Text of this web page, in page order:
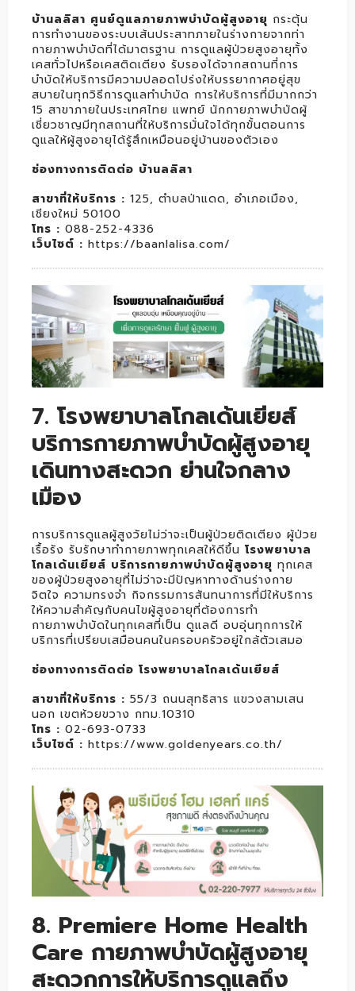
บ้านลลิสา ศูนย์ดูแลภายภาพบำบัดผู้สูงอายุ กระตุ้น
การทำงานของระบบเส้นประสาทภายในร่างกายจากท่า
กายภาพบำบัดที่ได้มาตรฐาน การดูแลผู้ป่วยสูงอายุทั้ง
เคสทั่วไปหรือเคสติดเตียง รับรองได้จากสถานที่การ
บำบัดให้บริการมีความปลอดโปร่งให้บรรยากาศอยู่สุข
สบายในทุกวิธีการดูแลทำบำบัด การให้บริการที่มีมากกว่า
15 สาขาภายในประเทศไทย แพทย์ นักกายภาพบำบัดผู้
เชี่ยวชาญมีทุกสถานที่ให้บริการมั่นใจได้ทุกขั้นตอนการ
ดูแลให้ผู้สูงอายุได้รู้สึกเหมือนอยู่บ้านของตัวเอง
ช่องทางการติดต่อ บ้านลลิสา
สาขาที่ให้บริการ : 125, ตำบลป่าแดด, อำเภอเมือง,
เชียงใหม่ 50100
โทร : 088-252-4336
เว็บไซต์ : https://baanlalisa.com/
7. โรงพยาบาลโกลเด้นเยียส์
บริการกายภาพบำบัดผู้สูงอายุ
เดินทางสะดวก ย่านใจกลาง
เมือง
การบริการดูแลผู้สูงวัยไม่ว่าจะเป็นผู้ป่วยติดเตียง ผู้ป่วย
เรื้อรัง รับรักษาทำกายภาพทุกเคสให้ดีขึ้น โรงพยาบาล
โกลเด้นเยียส์ บริการกายภาพบำบัดผู้สูงอายุ ทุกเคส
ของผู้ป่วยสูงอายุที่ไม่ว่าจะมีปัญหาทางด้านร่างกาย
จิตใจ ความทรงจำ กิจกรรมการสันทนาการที่มีให้บริการ
ให้ความสำคัญกับคนไขผู้สูงอายุที่ต้องการทำ
กายภาพบำบัดในทุกเคสที่เป็น ดูแลดี อบอุ่นทุกการให้
บริการที่เปรียบเสมือนคนในครอบครัวอยู่ใกล้ตัวเสมอ
ช่องทางการติดต่อ โรงพยาบาลโกลเด้นเยียส์
สาขาที่ให้บริการ : 55/3 ถนนสุทธิสาร แขวงสามเสน
นอก เขตห้วยขวาง กทม.10310
โทร : 02-693-0733
เว็บไซต์ : https://www.goldenyears.co.th/
8. Premiere Home Health
Care กายภาพบำบัดผู้สูงอายุ
สะดวกการให้บริการดูแลถึง